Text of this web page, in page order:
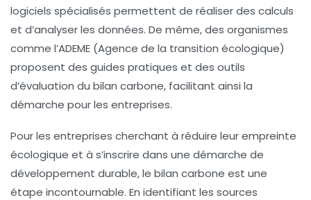
logiciels spécialisés permettent de réaliser des calculs
et d’analyser les données. De même, des organismes
comme l’ADEME (Agence de la transition écologique)
proposent des guides pratiques et des outils
d’évaluation du bilan carbone, facilitant ainsi la
démarche pour les entreprises.
Pour les entreprises cherchant à réduire leur empreinte
écologique et à s’inscrire dans une démarche de
développement durable, le bilan carbone est une
étape incontournable. En identifiant les sources